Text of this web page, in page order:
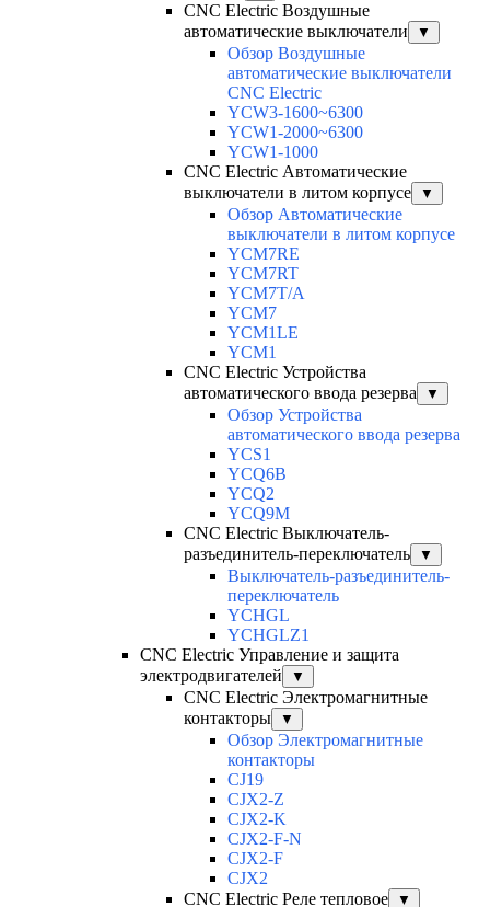
CNC Electric Воздушные
автоматические выключатели
▼
Обзор Воздушные
автоматические выключатели
CNC Electric
YCW3-1600~6300
YCW1-2000~6300
YCW1-1000
CNC Electric Автоматические
выключатели в литом корпусе
▼
Обзор Автоматические
выключатели в литом корпусе
YCM7RE
YCM7RT
YCM7T/A
YCM7
YCM1LE
YCM1
CNC Electric Устройства
автоматического ввода резерва
▼
Обзор Устройства
автоматического ввода резерва
YCS1
YCQ6B
YCQ2
YCQ9M
CNC Electric Выключатель-
разъединитель-переключатель
▼
Выключатель-разъединитель-
переключатель
YCHGL
YCHGLZ1
CNC Electric Управление и защита
электродвигателей
▼
CNC Electric Электромагнитные
контакторы
▼
Обзор Электромагнитные
контакторы
CJ19
CJX2-Z
CJX2-K
CJX2-F-N
CJX2-F
CJX2
CNC Electric Реле тепловое
▼